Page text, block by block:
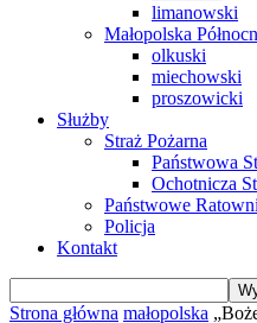
limanowski
Małopolska
olkuski
miechowski
proszowicki
Służby
Straż Pożarna
Państwowa
Ochotnicza
Państwowe
Policja
Kontakt
Strona główna małopolska